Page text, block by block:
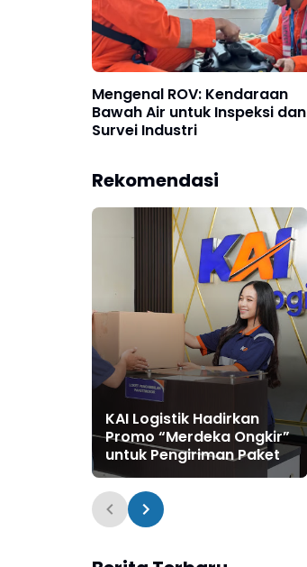
Mengenal ROV: Kendaraan
Bawah Air untuk Inspeksi dan
Survei Industri
Rekomendasi
KAI Logistik Hadirkan
Promo “Merdeka Ongkir”
untuk Pengiriman Paket